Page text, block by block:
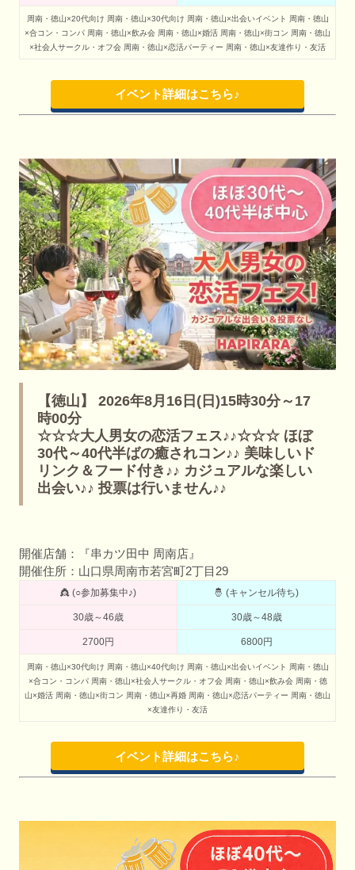
周南・徳山×20代向け 周南・徳山×30代向け 周南・徳山×出会いイベント
周南・徳山
×合コン・コンパ 周南・徳山×飲み会 周南・徳山×婚活 周南・徳山×街コン 周南・徳山
×社会人サークル・オフ会 周南・徳山×恋活パーティー 周南・徳山×友達作り・友活
イベント詳細はこちら♪
【徳山】 2026年8月16日(日)15時30分～17
時00分
☆☆☆大人男女の恋活フェス♪♪☆☆☆ ほぼ
30代～40代半ばの癒されコン♪♪ 美味しいド
リンク＆フード付き♪♪ カジュアルな楽しい
出会い♪♪ 投票は行いません♪♪
開催店舗：『串カツ田中 周南店』
開催住所：山口県周南市若宮町2丁目29
👸 (○参加募集中♪) 🤴 (キャンセル待ち)
30歳～46歳 30歳～48歳
2700円 6800円
周南・徳山×30代向け 周南・徳山×40代向け 周南・徳山×出会いイベント
周南・徳山
×合コン・コンパ 周南・徳山×社会人サークル・オフ会 周南・徳山×飲み会 周南・徳
山×婚活 周南・徳山×街コン 周南・徳山×再婚 周南・徳山×恋活パーティー 周南・徳山
×友達作り・友活
イベント詳細はこちら♪